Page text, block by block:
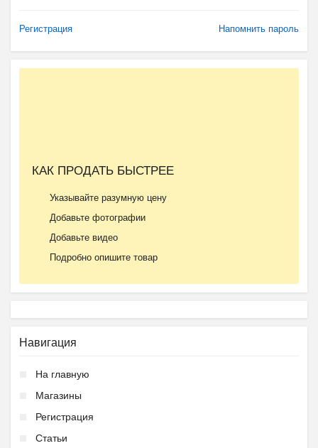
Регистрация Напомнить пароль
КАК ПРОДАТЬ БЫСТРЕЕ
Указывайте разумную цену
Добавьте фотографии
Добавьте видео
Подробно опишите товар
Навигация
На главную
Магазины
Регистрация
Статьи